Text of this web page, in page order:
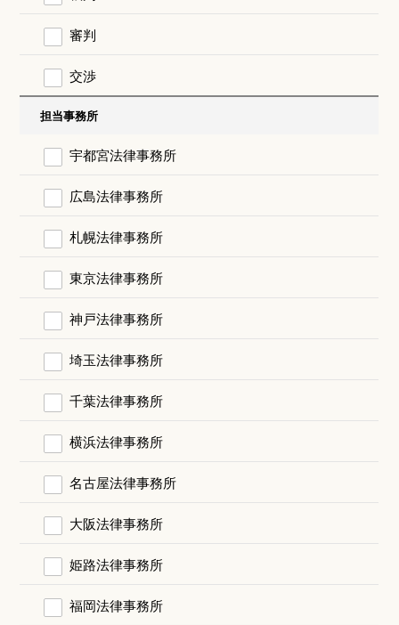
審判
交渉
担当事務所
宇都宮法律事務所
広島法律事務所
札幌法律事務所
東京法律事務所
神戸法律事務所
埼玉法律事務所
千葉法律事務所
横浜法律事務所
名古屋法律事務所
大阪法律事務所
姫路法律事務所
福岡法律事務所